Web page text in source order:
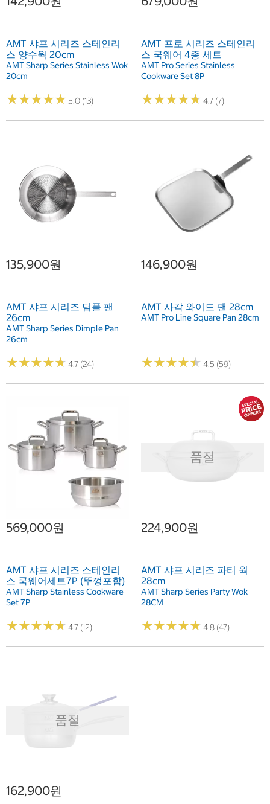
AMT 샤프 시리즈 스테인리
스 양수웍 20cm
AMT Sharp Series Stainless Wok
20cm
★★★★★
★★★★★ 5.0 (13)
AMT 프로 시리즈 스테인리
스 쿡웨어 4종 세트
AMT Pro Series Stainless
Cookware Set 8P
★★★★★
★★★★★ 4.7 (7)
135,900원
AMT 샤프 시리즈 딤플 팬
26cm
AMT Sharp Series Dimple Pan
26cm
★★★★★
★★★★★ 4.7 (24)
146,900원
AMT 사각 와이드 팬 28cm
AMT Pro Line Square Pan 28cm
★★★★★
★★★★★ 4.5 (59)
569,000원
AMT 샤프 시리즈 스테인리
스 쿡웨어세트7P (뚜껑포함)
AMT Sharp Stainless Cookware
Set 7P
★★★★★
★★★★★ 4.7 (12)
품절
224,900원
AMT 샤프 시리즈 파티 웍
28cm
AMT Sharp Series Party Wok
28CM
★★★★★
★★★★★ 4.8 (47)
품절
162,900원